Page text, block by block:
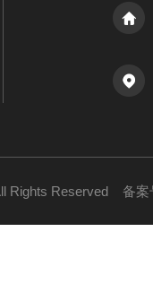
Rights Reserved 备案